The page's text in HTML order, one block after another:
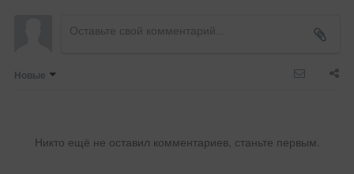
Новые
Никто ещё не оставил комментариев, станьте первым.